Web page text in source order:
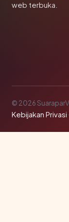
web terbuka.
© 2026
Kebijakan Privasi·